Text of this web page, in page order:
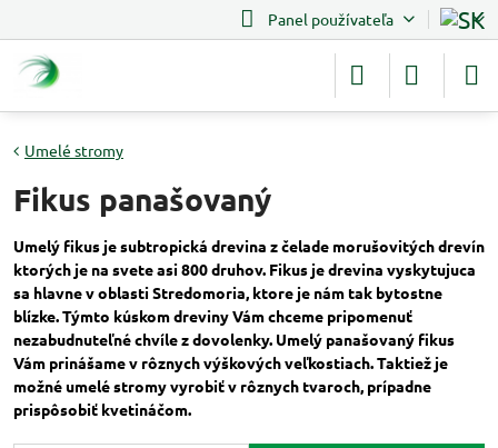
Panel používateľa
Umelé stromy
Fikus panašovaný
Umelý fikus je subtropická drevina z čelade morušovitých drevín
ktorých je na svete asi 800 druhov. Fikus je drevina vyskytujuca
sa hlavne v oblasti Stredomoria, ktore je nám tak bytostne
blízke. Týmto kúskom dreviny Vám chceme pripomenuť
nezabudnuteľné chvíle z dovolenky. Umelý panašovaný fikus
Vám prinášame v rôznych výškových veľkostiach. Taktiež je
možné umelé stromy vyrobiť v rôznych tvaroch, prípadne
prispôsobiť kvetináčom.